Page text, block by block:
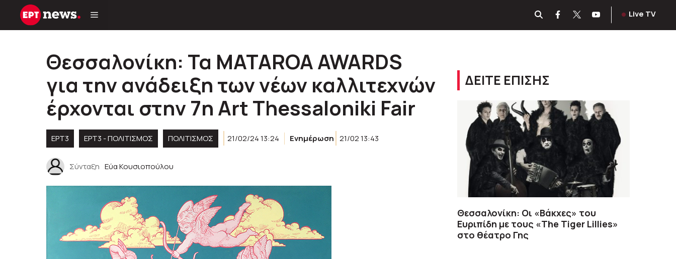
Μετάβαση
Live TV
Θεσσαλονίκη: Τα MATAROA AWARDS
για την ανάδειξη των νέων καλλιτεχνών
έρχονται στην 7η Art Thessaloniki Fair
ΕΡΤ3 ΕΡΤ3 - ΠΟΛΙΤΙΣΜΌΣ ΠΟΛΙΤΙΣΜΟΣ 21/02/24 13:24 Ενημέρωση 21/02 13:43
Σύνταξη Εύα Κουσιοπούλου
ΔΕΙΤΕ ΕΠΙΣΗΣ
Θεσσαλονίκη: Oι «Βάκχες» του
Ευριπίδη με τους «The Tiger Lillies»
στο θέατρο Γης